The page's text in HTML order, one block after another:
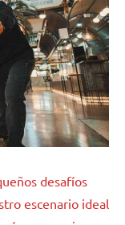
desafíos
escenario ideal